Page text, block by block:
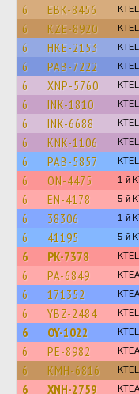
6 EBK-8456
6 KZE-8920
6 HKE-2153
6 PAB-7222
6 XNP-5760
6 INK-1810
6 INK-6688
6 KNK-1106
6 PAB-5857
6 ON-4475 1-й
6 EN-4178 5-й
6 38306 1-й
6 41195 5-й
6 PK-7378
6 PA-6849
6 171352
6 YBZ-2484
6 OY-1022
6 PE-8982
6 KMH-6816
6 XNH-2759